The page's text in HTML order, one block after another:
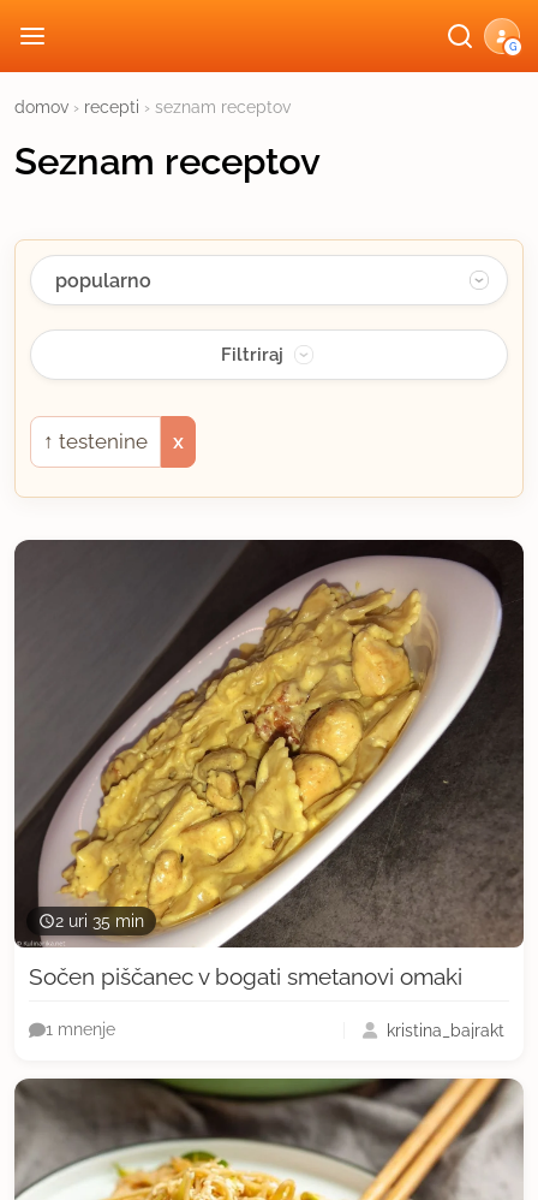
G
domov › recepti › seznam receptov
Seznam receptov
↑ testenine x
2 uri 35 min
Sočen piščanec v bogati smetanovi omaki
1 mnenje kristina_bajrakt